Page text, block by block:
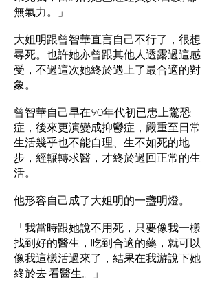
無氣力。」
大姐明跟曾智華直言自己不行了，很想
尋死。也許她亦曾跟其他人透露過這感
受，不過這次她終於遇上了最合適的對
象。
曾智華自己早在90年代初已患上驚恐
症，後來更演變成抑鬱症，嚴重至日常
生活幾乎也不能自理、生不如死的地
步，經輾轉求醫，才終於過回正常的生
活。
他形容自己成了大姐明的一盞明燈。
「我當時跟她說不用死，只要像我一樣
找到好的醫生，吃到合適的藥，就可以
像我這樣活過來了，結果在我游說下她
終於去 看醫生。」